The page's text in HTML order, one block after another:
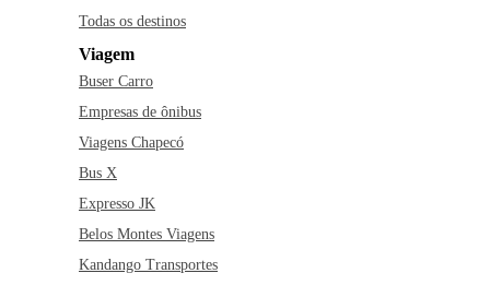
Todas os destinos
Viagem
Buser Carro
Empresas de ônibus
Viagens Chapecó
Bus X
Expresso JK
Belos Montes Viagens
Kandango Transportes